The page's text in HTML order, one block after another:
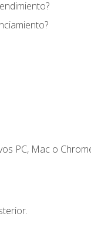
PC, Mac o